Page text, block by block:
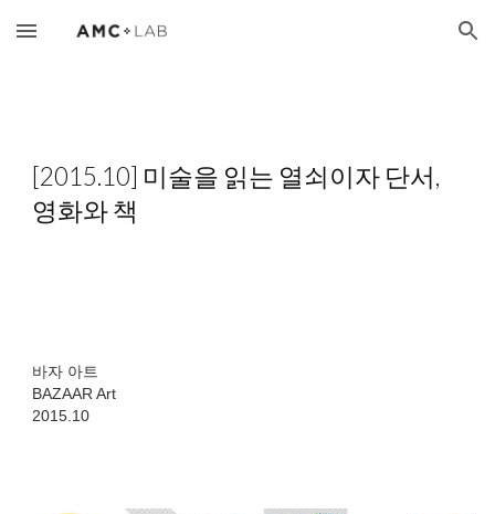
Skip to main content Skip to navigation
[2015.10] 미술을 읽는 열쇠이자 단서,
영화와 책
바자 아트
BAZAAR Art
​2015.10